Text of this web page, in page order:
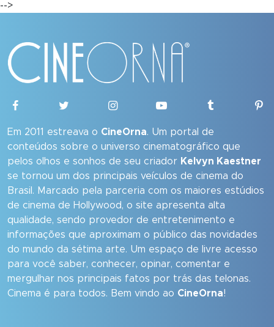
-->
Em 2011 estreava o CineOrna. Um portal de
conteúdos sobre o universo cinematográfico que
pelos olhos e sonhos de seu criador Kelvyn Kaestner
se tornou um dos principais veículos de cinema do
Brasil. Marcado pela parceria com os maiores estúdios
de cinema de Hollywood, o site apresenta alta
qualidade, sendo provedor de entretenimento e
informações que aproximam o público das novidades
do mundo da sétima arte. Um espaço de livre acesso
para você saber, conhecer, opinar, comentar e
mergulhar nos principais fatos por trás das telonas.
Cinema é para todos. Bem vindo ao CineOrna!